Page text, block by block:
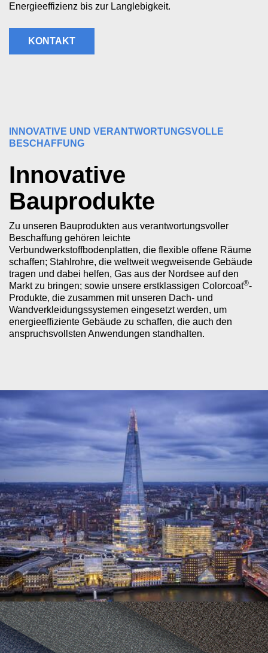
Energieeffizienz bis zur Langlebigkeit.
KONTAKT
INNOVATIVE UND VERANTWORTUNGSVOLLE
BESCHAFFUNG
Innovative
Bauprodukte
Zu unseren Bauprodukten aus verantwortungsvoller
Beschaffung gehören leichte
Verbundwerkstoffbodenplatten, die flexible offene Räume
schaffen; Stahlrohre, die weltweit wegweisende Gebäude
tragen und dabei helfen, Gas aus der Nordsee auf den
Markt zu bringen; sowie unsere erstklassigen Colorcoat®-
Produkte, die zusammen mit unseren Dach- und
Wandverkleidungssystemen eingesetzt werden, um
energieeffiziente Gebäude zu schaffen, die auch den
anspruchsvollsten Anwendungen standhalten.